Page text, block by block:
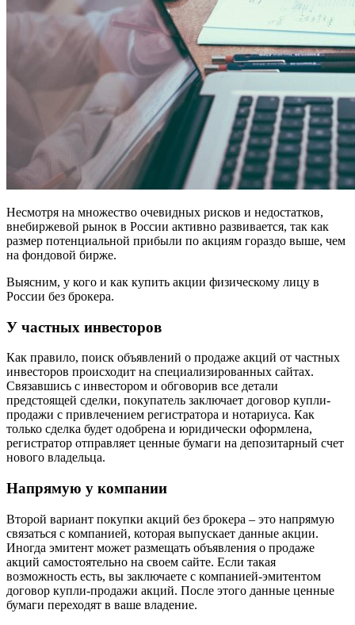
Несмотря на множество очевидных рисков и недостатков,
внебиржевой рынок в России активно развивается, так как
размер потенциальной прибыли по акциям гораздо выше, чем
на фондовой бирже.
Выясним, у кого и как купить акции физическому лицу в
России без брокера.
У частных инвесторов
Как правило, поиск объявлений о продаже акций от частных
инвесторов происходит на специализированных сайтах.
Связавшись с инвестором и обговорив все детали
предстоящей сделки, покупатель заключает договор купли-
продажи с привлечением регистратора и нотариуса. Как
только сделка будет одобрена и юридически оформлена,
регистратор отправляет ценные бумаги на депозитарный счет
нового владельца.
Напрямую у компании
Второй вариант покупки акций без брокера – это напрямую
связаться с компанией, которая выпускает данные акции.
Иногда эмитент может размещать объявления о продаже
акций самостоятельно на своем сайте. Если такая
возможность есть, вы заключаете с компанией-эмитентом
договор купли-продажи акций. После этого данные ценные
бумаги переходят в ваше владение.